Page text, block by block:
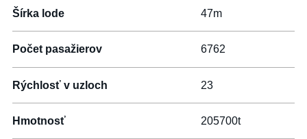
Pokročilé filtrování
Šírka lode 47m
Počet pasažierov 6762
Rýchlosť v uzloch 23
Hmotnosť 205700t